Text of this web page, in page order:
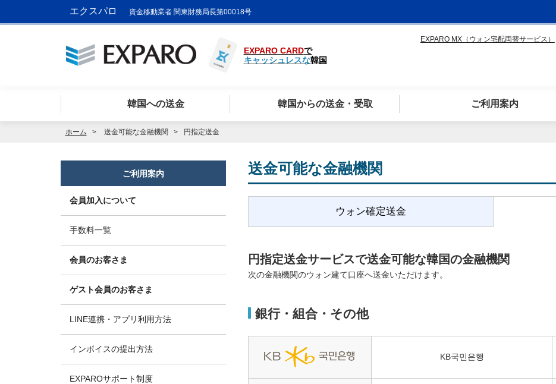
エクスパロ 資金移動業者 関東財務局長第00018号
EXPARO CARDで
キャッシュレスな韓国
EXPARO MX（ウォン宅配両替サービス）
韓国への送金 韓国からの送金・受取 ご利用案内
ホーム 送金可能な金融機関 円指定送金
送金可能な金融機関
ウォン確定送金
円指定送金サービスで送金可能な韓国の金融機関
次の金融機関のウォン建て口座へ送金いただけます。
銀行・組合・その他
KB국민은행
ご利用案内
会員加入について
手数料一覧
会員のお客さま
ゲスト会員のお客さま
LINE連携・アプリ利用方法
インボイスの提出方法
EXPAROサポート制度